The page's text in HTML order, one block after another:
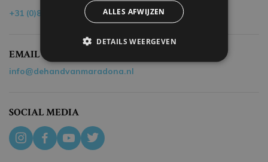
+31 (0)85 - 40 19 218
EMAIL
info@dehandvanmaradona.nl
SOCIAL MEDIA
ALLES AFWIJZEN
DETAILS WEERGEVEN